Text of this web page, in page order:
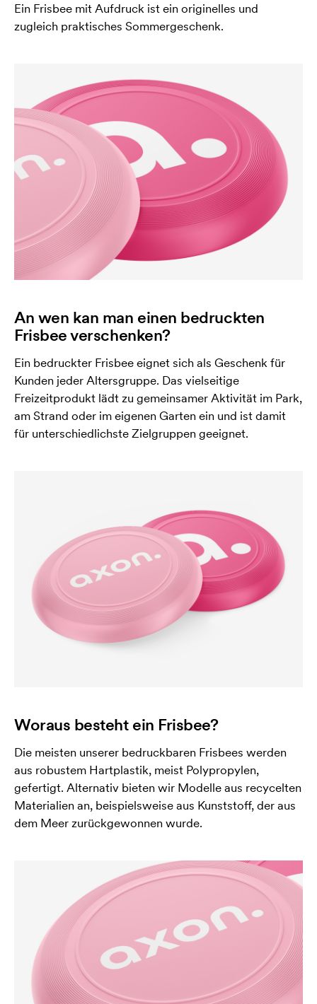
Ein Frisbee mit Aufdruck ist ein originelles und
zugleich praktisches Sommergeschenk.
An wen kan man einen bedruckten
Frisbee verschenken?
Ein bedruckter Frisbee eignet sich als Geschenk für
Kunden jeder Altersgruppe. Das vielseitige
Freizeitprodukt lädt zu gemeinsamer Aktivität im Park,
am Strand oder im eigenen Garten ein und ist damit
für unterschiedlichste Zielgruppen geeignet.
Woraus besteht ein Frisbee?
Die meisten unserer bedruckbaren Frisbees werden
aus robustem Hartplastik, meist Polypropylen,
gefertigt. Alternativ bieten wir Modelle aus recycelten
Materialien an, beispielsweise aus Kunststoff, der aus
dem Meer zurückgewonnen wurde.